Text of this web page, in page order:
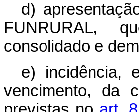
d)
FUNRURAL,
consolidado e
e) incidência,
vencimento, da